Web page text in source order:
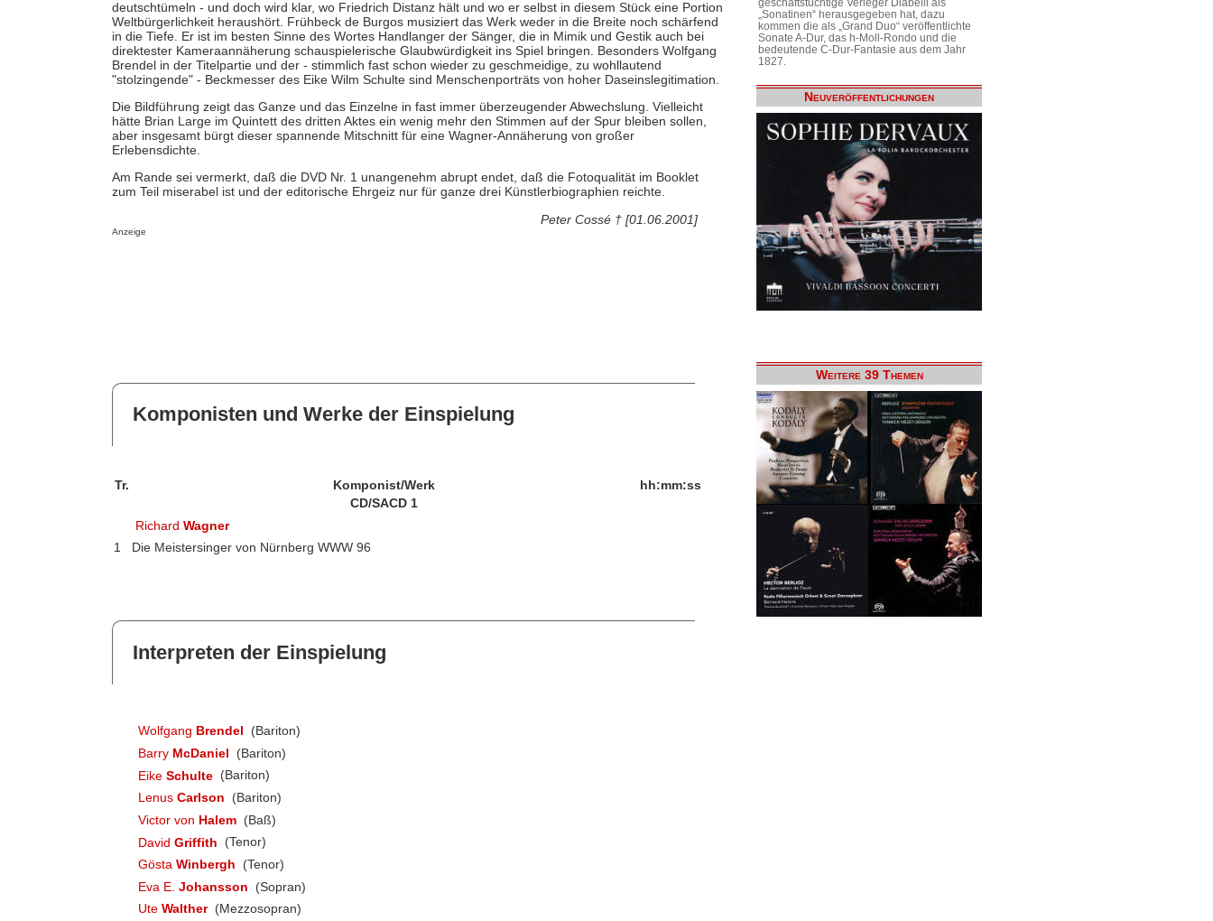
deutschtümeln - und doch wird klar, wo Friedrich Distanz hält und wo er selbst in diesem Stück eine Portion
Weltbürgerlichkeit heraushört. Frühbeck de Burgos musiziert das Werk weder in die Breite noch schärfend
in die Tiefe. Er ist im besten Sinne des Wortes Handlanger der Sänger, die in Mimik und Gestik auch bei
direktester Kameraannäherung schauspielerische Glaubwürdigkeit ins Spiel bringen. Besonders Wolfgang
Brendel in der Titelpartie und der - stimmlich fast schon wieder zu geschmeidige, zu wohllautend
"stolzingende" - Beckmesser des Eike Wilm Schulte sind Menschenporträts von hoher Daseinslegitimation.
Die Bildführung zeigt das Ganze und das Einzelne in fast immer überzeugender Abwechslung. Vielleicht
hätte Brian Large im Quintett des dritten Aktes ein wenig mehr den Stimmen auf der Spur bleiben sollen,
aber insgesamt bürgt dieser spannende Mitschnitt für eine Wagner-Annäherung von großer
Erlebensdichte.
Am Rande sei vermerkt, daß die DVD Nr. 1 unangenehm abrupt endet, daß die Fotoqualität im Booklet
zum Teil miserabel ist und der editorische Ehrgeiz nur für ganze drei Künstlerbiographien reichte.
Peter Cossé † [01.06.2001]
Anzeige
Komponisten und Werke der Einspielung
Tr. Komponist/Werk
hh:mm:ss
CD/SACD 1
RichardWagner
1
Die Meistersinger von Nürnberg WWW 96
Interpreten der Einspielung
Wolfgang Brendel
(Bariton)
Barry McDaniel
(Bariton)
Eike Schulte (Bariton)
Lenus Carlson
(Bariton)
Victor von Halem (Baß)
David Griffith
(Tenor)
Gösta Winbergh
(Tenor)
Eva E. Johansson
(Sopran)
Ute Walther (Mezzosopran)
„Sonatinen“ herausgegeben hat, dazu
kommen die als „Grand Duo“ veröffentlichte
Sonate A-Dur, das h-Moll-Rondo und die
bedeutende C-Dur-Fantasie aus dem Jahr
1827.
Neuveröffentlichungen
Weitere 39 Themen